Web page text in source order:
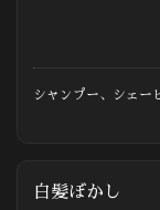
シャンプー、シェー
白髪ぼかし